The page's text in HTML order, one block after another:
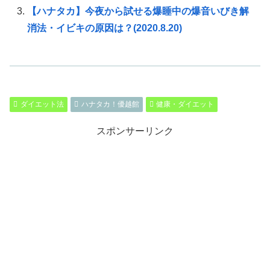
【ハナタカ】今夜から試せる爆睡中の爆音いびき解
消法・イビキの原因は？(2020.8.20)
ダイエット法 ハナタカ！優越館 健康・ダイエット
スポンサーリンク